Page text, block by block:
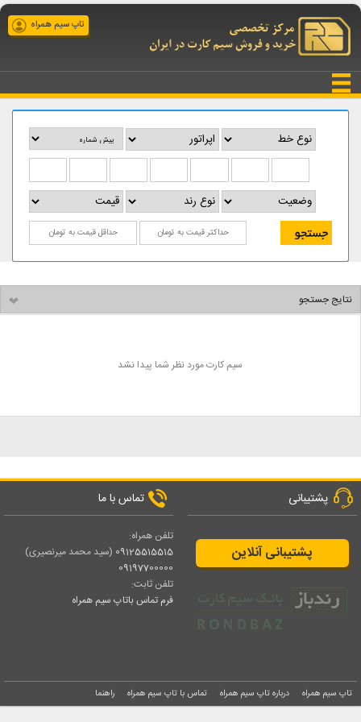
تاپ سیم همراه
نتایج جستجو
سیم کارت مورد نظر شما پیدا نشد
پشتیبانی
پشتیبانی آنلاین
تماس با ما
تلفن همراه:
09125515515 (سید محمد میرنصیری)
09197700000
تلفن ثابت:
فرم تماس باتاپ سیم همراه
تاپ سیم همراه درباره تاپ سیم همراه تماس با تاپ سیم همراه راهنما